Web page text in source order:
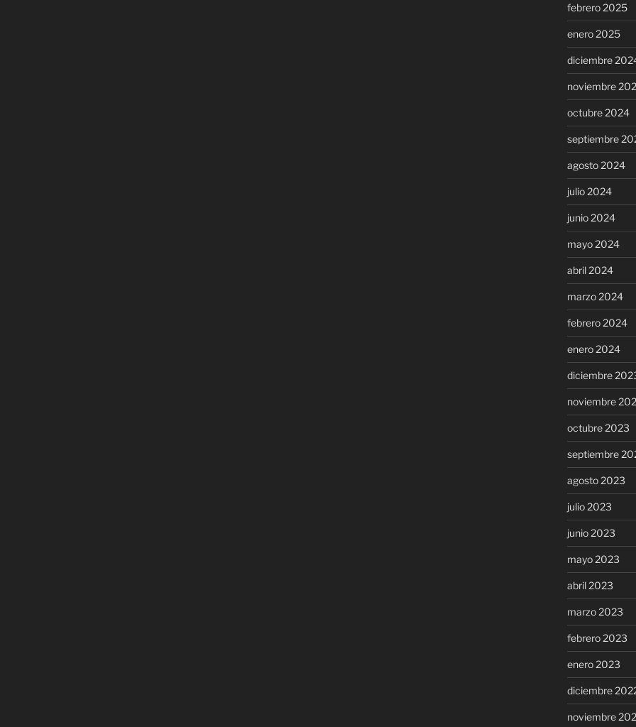
febrero 2025
enero 2025
diciembre
noviembre
octubre 2024
septiembre
agosto 2024
julio 2024
junio 2024
mayo 2024
abril 2024
marzo 2024
febrero 2024
enero 2024
diciembre
noviembre
octubre 2023
septiembre
agosto 2023
julio 2023
junio 2023
mayo 2023
abril 2023
marzo 2023
febrero 2023
enero 2023
diciembre
noviembre